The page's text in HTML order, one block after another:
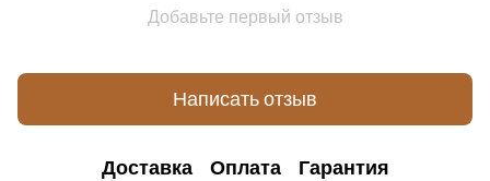
Добавьте первый отзыв
Написать отзыв
Доставка Оплата Гарантия